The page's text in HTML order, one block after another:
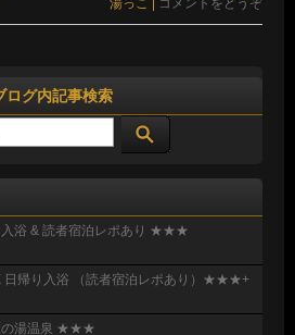
ログ内記事検索
入浴 & 読者宿泊レポあり ★★★
日帰り入浴 （読者宿泊レポあり）★★★+
の湯温泉 ★★★